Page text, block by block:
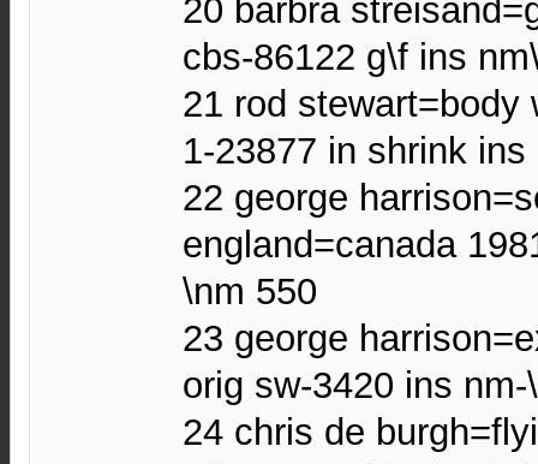
20 barbra
cbs-86122 g\f ins
21 rod stewart=body
1-23877 in shrink
22 george
england=canada
\nm 550
23 george
orig sw-3420 ins
24 chris de